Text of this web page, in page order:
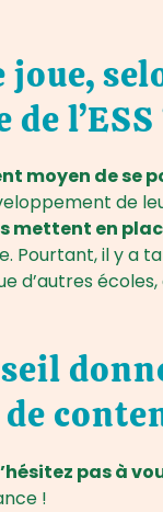
joue,
l’ESS
moyen de se
de
mettent en
Pourtant, il y a
d’autres
pas à
!